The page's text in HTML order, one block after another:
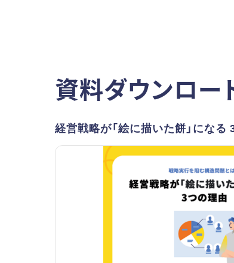
資料ダウンロー
経営戦略が「絵に描いた餅」になる